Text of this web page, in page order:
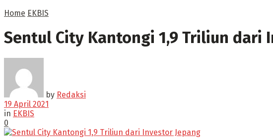
Home EKBIS
Sentul City Kantongi 1,9 Triliun dari
by Redaksi
19 April 2021
in EKBIS
0